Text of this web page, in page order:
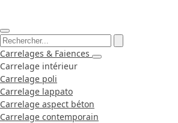
Carrelages & Faiences
Carrelage intérieur
Carrelage poli
Carrelage lappato
Carrelage aspect béton
Carrelage contemporain